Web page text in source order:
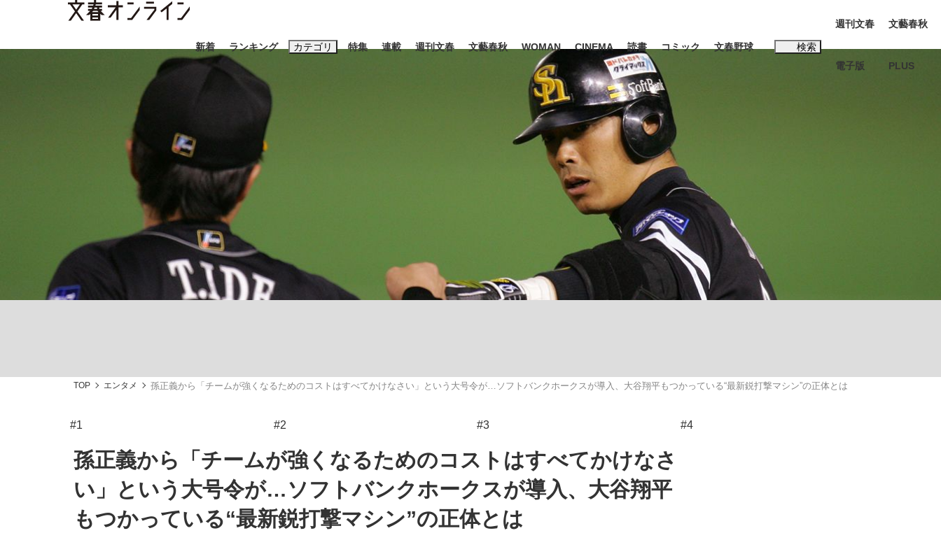
新着 ランキング カテゴリ
スクープ ビジネス インタビュー
《BTS厳戒トーキョー滞在記》RM→渋谷で飲み会、JIN→伊豆の... 「90%は失敗する。でも…」本田圭佑が初めて明かした日本代表監督に...
特集
終戦から81年 日本生まれのK-POPアイドルたち
連載 週刊文春 文藝春秋 WOMAN CINEMA 読書 コミック 文春野球 検索
キーワード入力
おすすめのキーワードタグ一覧
#藤田晋 #城彰二 #内田有紀
#松田聖子
#玉木雄一郎
週刊文春
電子版
文藝春秋
PLUS
TOP エンタメ 孫正義から「チームが強くなるためのコストはすべてかけなさい」という大号令が…ソフトバンクホークスが導入、大谷翔平もつかっている“最新鋭打撃マシン”の正体とは
#1 #2 #3 #4
孫正義から「チームが強くなるためのコストはすべてかけなさ
い」という大号令が…ソフトバンクホークスが導入、大谷翔平
もつかっている“最新鋭打撃マシン”の正体とは